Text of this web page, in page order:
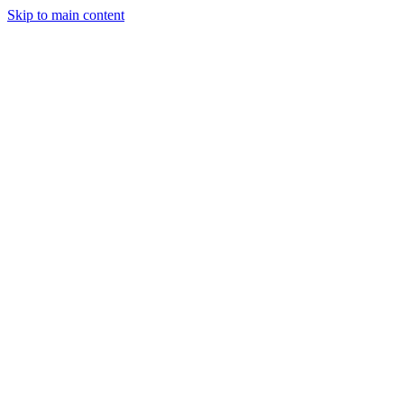
Skip to main content